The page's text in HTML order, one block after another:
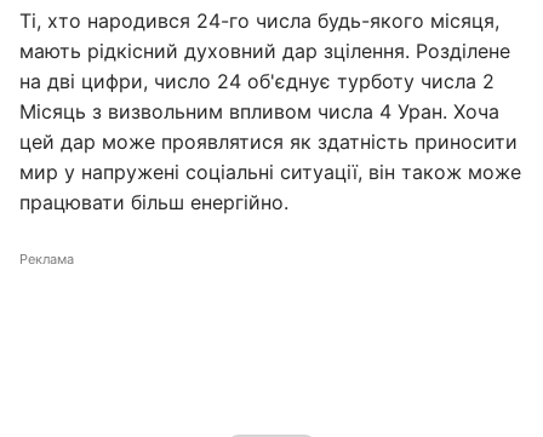
Ті, хто народився 24-го числа будь-якого місяця,
мають рідкісний духовний дар зцілення. Розділене
на дві цифри, число 24 об'єднує турботу числа 2
Місяць з визвольним впливом числа 4 Уран. Хоча
цей дар може проявлятися як здатність приносити
мир у напружені соціальні ситуації, він також може
працювати більш енергійно.
Реклама